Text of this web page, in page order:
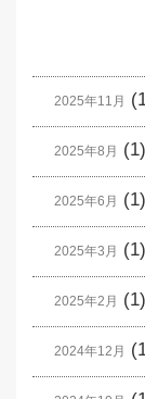
2025年11月
2025年8月 (1)
2025年6月 (1)
2025年3月 (1)
2025年2月 (1)
2024年12月